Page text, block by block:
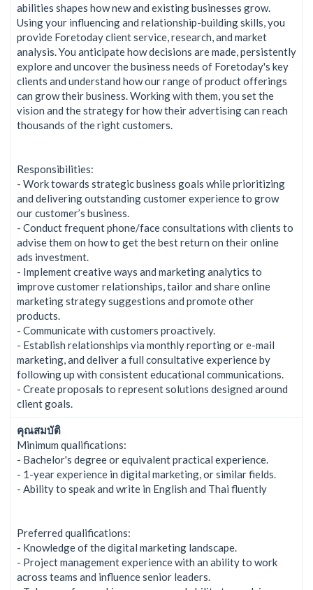
abilities shapes how new and existing businesses grow.
Using your influencing and relationship-building skills, you
provide Foretoday client service, research, and market
analysis. You anticipate how decisions are made, persistently
explore and uncover the business needs of Foretoday's key
clients and understand how our range of product offerings
can grow their business. Working with them, you set the
vision and the strategy for how their advertising can reach
thousands of the right customers.
Responsibilities:
- Work towards strategic business goals while prioritizing
and delivering outstanding customer experience to grow
our customer’s business.
- Conduct frequent phone/face consultations with clients to
advise them on how to get the best return on their online
ads investment.
- Implement creative ways and marketing analytics to
improve customer relationships, tailor and share online
marketing strategy suggestions and promote other
products.
- Communicate with customers proactively.
- Establish relationships via monthly reporting or e-mail
marketing, and deliver a full consultative experience by
following up with consistent educational communications.
- Create proposals to represent solutions designed around
client goals.
คุณสมบัติ
Minimum qualifications:
- Bachelor's degree or equivalent practical experience.
- 1-year experience in digital marketing, or similar fields.
- Ability to speak and write in English and Thai fluently
Preferred qualifications:
- Knowledge of the digital marketing landscape.
- Project management experience with an ability to work
across teams and influence senior leaders.